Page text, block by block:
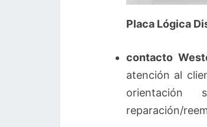
Placa Lógica
contacto
atención al
reparación/